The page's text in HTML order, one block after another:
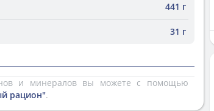
441 г
31 г
и минералов вы можете с помощью
рацион".